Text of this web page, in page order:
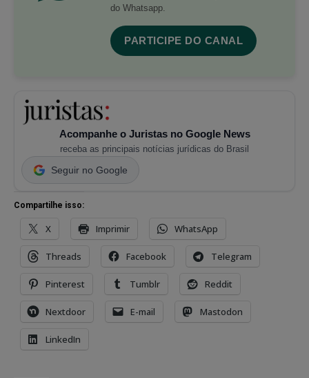
do Whatsapp.
PARTICIPE DO CANAL
Acompanhe o Juristas no Google News
receba as principais notícias jurídicas do Brasil
Seguir no Google
Compartilhe isso:
X Imprimir WhatsApp
Threads Facebook Telegram
Pinterest Tumblr Reddit
Nextdoor E-mail Mastodon
LinkedIn